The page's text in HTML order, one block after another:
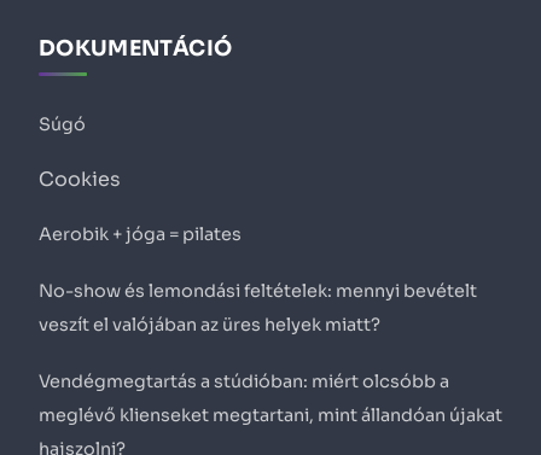
DOKUMENTÁCIÓ
Súgó
Cookies
Aerobik + jóga = pilates
No-show és lemondási feltételek: mennyi bevételt
veszít el valójában az üres helyek miatt?
Vendégmegtartás a stúdióban: miért olcsóbb a
meglévő klienseket megtartani, mint állandóan újakat
hajszolni?